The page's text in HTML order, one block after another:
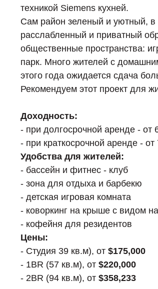
техникой Siemens кухней.
Сам район зеленый и уютный,
расслабленный и приватный
общественные пространства:
парк. Много жителей с
этого года ожидается сдача
Рекомендуем этот проект для
Доходность:
- при долгосрочной аренде - от
- при краткосрочной аренде -
Удобства для жителей:
- бассейн и фитнес - клуб
- зона для отдыха и барбекю
- детская игровая комната
- коворкинг на крыше с видом
- кофейня для резидентов
Цены:
- Студия 39 кв.м), от $175,000
- 1BR (57 кв.м), от $220,000
- 2BR (94 кв.м), от $358,233